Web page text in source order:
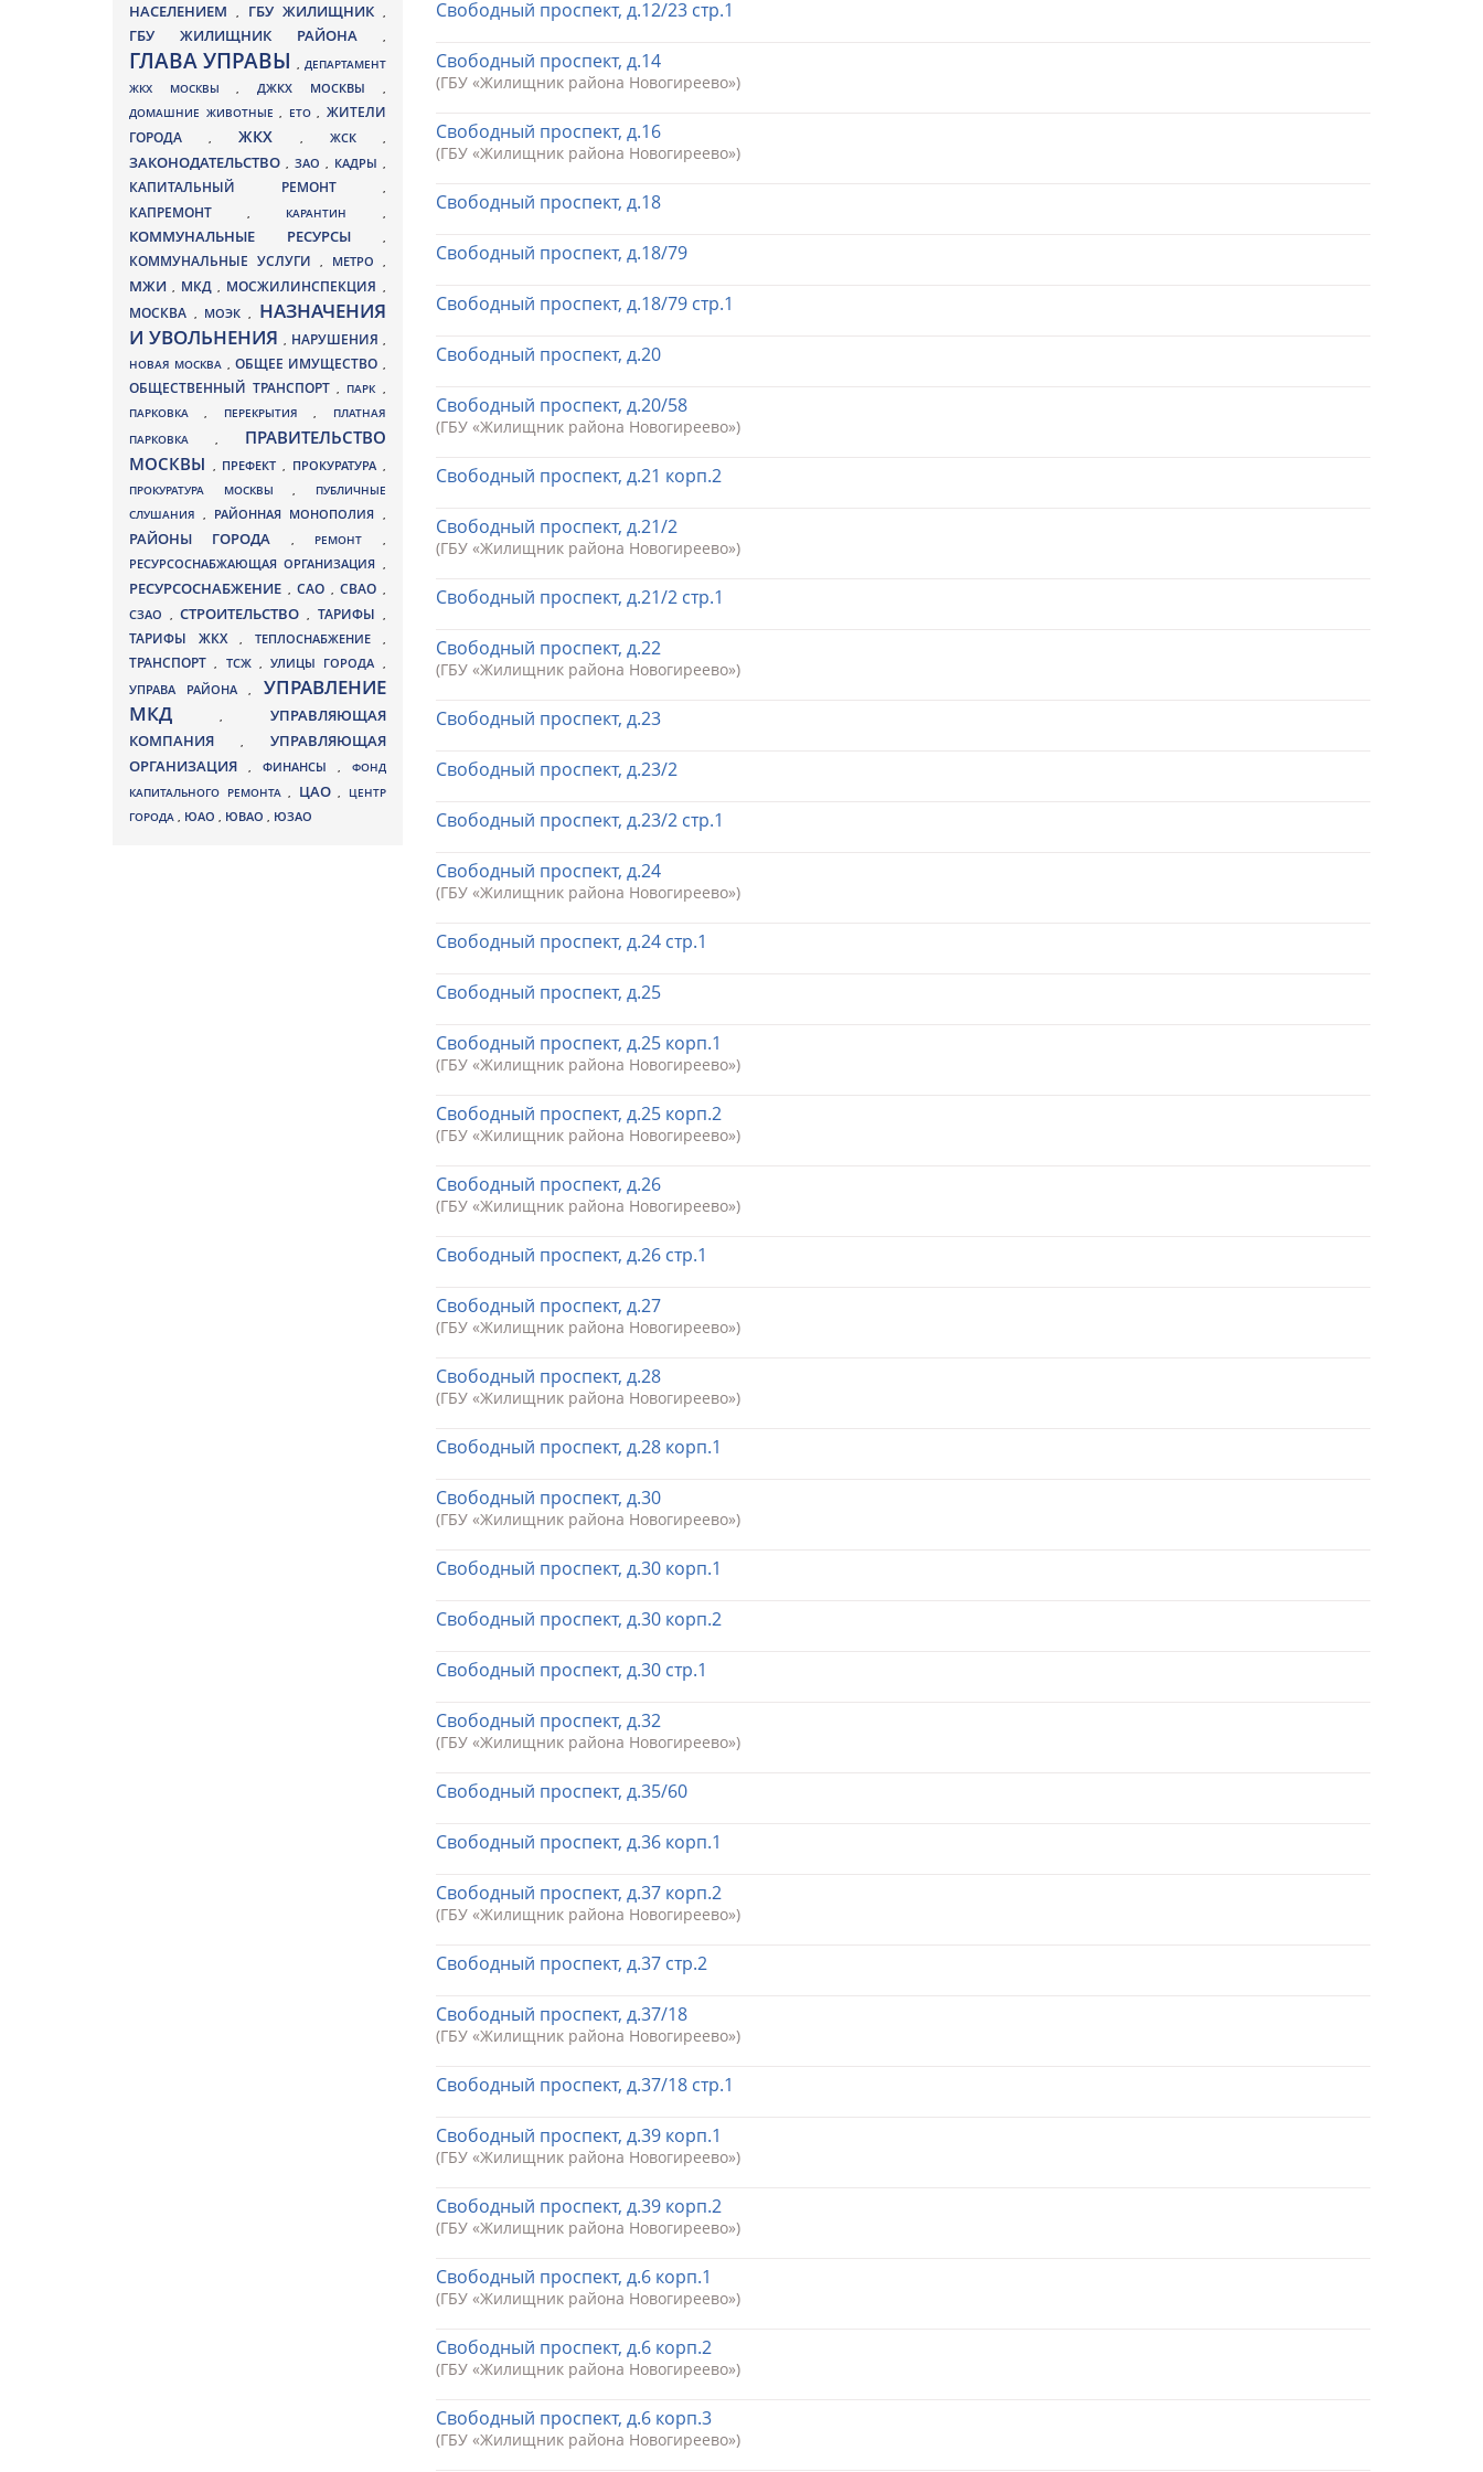
Свободный проспект, д.12/23 стр.1
Свободный проспект, д.14
(ГБУ «Жилищник района Новогиреево»)
Свободный проспект, д.16
(ГБУ «Жилищник района Новогиреево»)
Свободный проспект, д.18
Свободный проспект, д.18/79
Свободный проспект, д.18/79 стр.1
Свободный проспект, д.20
Свободный проспект, д.20/58
(ГБУ «Жилищник района Новогиреево»)
Свободный проспект, д.21 корп.2
Свободный проспект, д.21/2
(ГБУ «Жилищник района Новогиреево»)
Свободный проспект, д.21/2 стр.1
Свободный проспект, д.22
(ГБУ «Жилищник района Новогиреево»)
Свободный проспект, д.23
Свободный проспект, д.23/2
Свободный проспект, д.23/2 стр.1
Свободный проспект, д.24
(ГБУ «Жилищник района Новогиреево»)
Свободный проспект, д.24 стр.1
Свободный проспект, д.25
Свободный проспект, д.25 корп.1
(ГБУ «Жилищник района Новогиреево»)
Свободный проспект, д.25 корп.2
(ГБУ «Жилищник района Новогиреево»)
Свободный проспект, д.26
(ГБУ «Жилищник района Новогиреево»)
Свободный проспект, д.26 стр.1
Свободный проспект, д.27
(ГБУ «Жилищник района Новогиреево»)
Свободный проспект, д.28
(ГБУ «Жилищник района Новогиреево»)
Свободный проспект, д.28 корп.1
Свободный проспект, д.30
(ГБУ «Жилищник района Новогиреево»)
Свободный проспект, д.30 корп.1
Свободный проспект, д.30 корп.2
Свободный проспект, д.30 стр.1
Свободный проспект, д.32
(ГБУ «Жилищник района Новогиреево»)
Свободный проспект, д.35/60
Свободный проспект, д.36 корп.1
Свободный проспект, д.37 корп.2
(ГБУ «Жилищник района Новогиреево»)
Свободный проспект, д.37 стр.2
Свободный проспект, д.37/18
(ГБУ «Жилищник района Новогиреево»)
Свободный проспект, д.37/18 стр.1
Свободный проспект, д.39 корп.1
(ГБУ «Жилищник района Новогиреево»)
Свободный проспект, д.39 корп.2
(ГБУ «Жилищник района Новогиреево»)
Свободный проспект, д.6 корп.1
(ГБУ «Жилищник района Новогиреево»)
Свободный проспект, д.6 корп.2
(ГБУ «Жилищник района Новогиреево»)
Свободный проспект, д.6 корп.3
(ГБУ «Жилищник района Новогиреево»)
НАСЕЛЕНИЕМ , ГБУ ЖИЛИЩНИК ,
ГБУ ЖИЛИЩНИК РАЙОНА ,
ГЛАВА УПРАВЫ, ДЕПАРТАМЕНТ
ЖКХ МОСКВЫ,ДЖКХ МОСКВЫ ,
ДОМАШНИЕ ЖИВОТНЫЕ , ЕТО , ЖИТЕЛИ
ГОРОДА
, ЖКХ , ЖСК ,
ЗАКОНОДАТЕЛЬСТВО , ЗАО , КАДРЫ ,
КАПИТАЛЬНЫЙ РЕМОНТ ,
КАПРЕМОНТ , КАРАНТИН ,
КОММУНАЛЬНЫЕ РЕСУРСЫ ,
КОММУНАЛЬНЫЕ УСЛУГИ , МЕТРО ,
МЖИ, МКД , МОСЖИЛИНСПЕКЦИЯ ,
МОСКВА , МОЭК ,
НАЗНАЧЕНИЯ
И УВОЛЬНЕНИЯ , НАРУШЕНИЯ ,
НОВАЯ МОСКВА , ОБЩЕЕ ИМУЩЕСТВО ,
ОБЩЕСТВЕННЫЙ ТРАНСПОРТ, ПАРК ,
ПАРКОВКА, ПЕРЕКРЫТИЯ,
ПЛАТНАЯ
ПАРКОВКА ,
ПРАВИТЕЛЬСТВО
МОСКВЫ , ПРЕФЕКТ, ПРОКУРАТУРА ,
ПРОКУРАТУРА МОСКВЫ ,
ПУБЛИЧНЫЕ
СЛУШАНИЯ, РАЙОННАЯ МОНОПОЛИЯ ,
РАЙОНЫ ГОРОДА , РЕМОНТ ,
РЕСУРСОСНАБЖАЮЩАЯ ОРГАНИЗАЦИЯ ,
РЕСУРСОСНАБЖЕНИЕ , САО , СВАО ,
СЗАО ,СТРОИТЕЛЬСТВО, ТАРИФЫ ,
ТАРИФЫ ЖКХ , ТЕПЛОСНАБЖЕНИЕ ,
ТРАНСПОРТ, ТСЖ , УЛИЦЫ ГОРОДА ,
УПРАВА РАЙОНА, УПРАВЛЕНИЕ
МКД, УПРАВЛЯЮЩАЯ
КОМПАНИЯ
, УПРАВЛЯЮЩАЯ
ОРГАНИЗАЦИЯ
, ФИНАНСЫ , ФОНД
КАПИТАЛЬНОГО РЕМОНТА , ЦАО ,
ЦЕНТР
ГОРОДА , ЮАО , ЮВАО , ЮЗАО